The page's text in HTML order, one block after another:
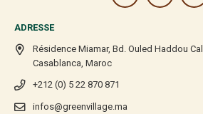
ADRESSE
Résidence Miamar, Bd. Ouled Haddou
Casablanca, Maroc
+212 (0) 5 22 870 871
infos@greenvillage.ma